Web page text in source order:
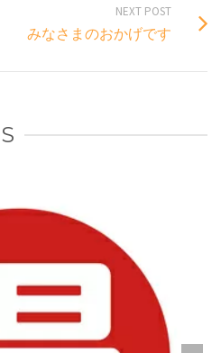
NEXT POST
みなさまのおかげです